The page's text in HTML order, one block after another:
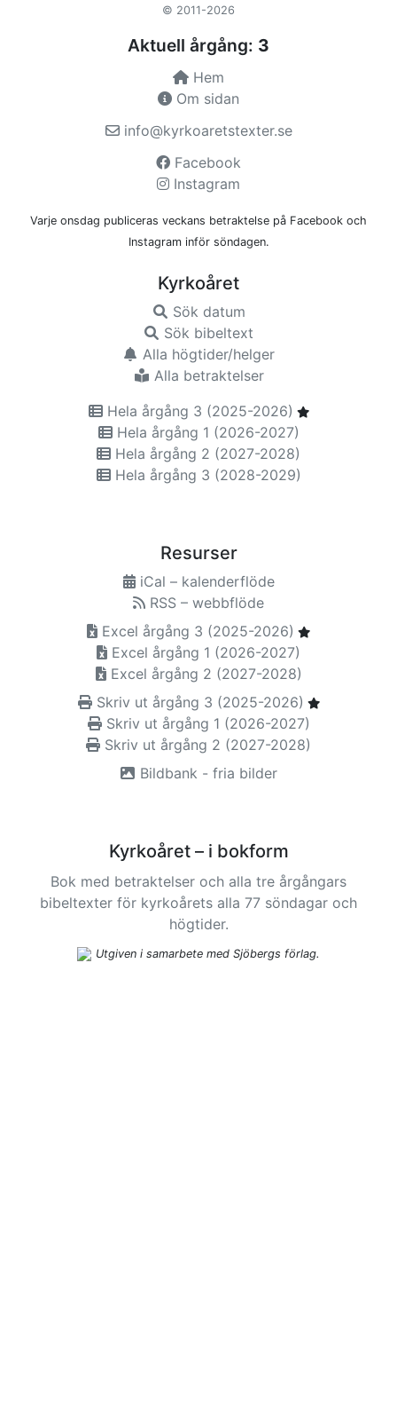
© 2011-2026
Aktuell årgång: 3
Hem
Om sidan
info@kyrkoaretstexter.se
Facebook
Instagram
Varje onsdag publiceras veckans betraktelse på Facebook och
Instagram inför söndagen.
Kyrkoåret
Sök datum
Sök bibeltext
Alla högtider/helger
Alla betraktelser
Hela årgång 3 (2025-2026)
Hela årgång 1 (2026-2027)
Hela årgång 2 (2027-2028)
Hela årgång 3 (2028-2029)
Resurser
iCal – kalenderflöde
RSS – webbflöde
Excel årgång 3 (2025-2026)
Excel årgång 1 (2026-2027)
Excel årgång 2 (2027-2028)
Skriv ut årgång 3 (2025-2026)
Skriv ut årgång 1 (2026-2027)
Skriv ut årgång 2 (2027-2028)
Bildbank - fria bilder
Kyrkoåret – i bokform
Bok med betraktelser och alla tre årgångars
bibeltexter för kyrkoårets alla 77 söndagar och
högtider.
Utgiven i samarbete med Sjöbergs förlag.